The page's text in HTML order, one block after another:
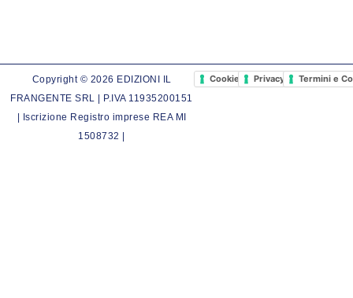
Copyright © 2026 EDIZIONI IL
FRANGENTE SRL | P.IVA 11935200151
| Iscrizione Registro imprese REA MI
1508732 |
Cookie PolicyPrivacy PolicyTermini e